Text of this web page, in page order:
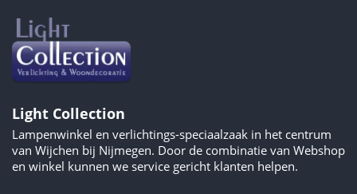
Light Collection
Lampenwinkel en verlichtings-speciaalzaak in het centrum
van Wijchen bij Nijmegen. Door de combinatie van Webshop
en winkel kunnen we service gericht klanten helpen.